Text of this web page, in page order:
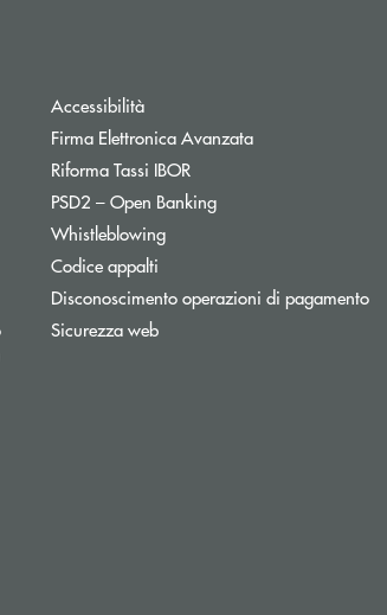
Apre una nuova finestra
Accessibilità
Firma Elettronica Avanzata
Riforma Tassi IBOR
PSD2 – Open BankingApre una nuova finestra
WhistleblowingApre una nuova finestra
Codice appalti
Disconoscimento operazioni di pagamento
Sicurezza web
l’app di posta elettronica)
apre l’app di posta elettronica)